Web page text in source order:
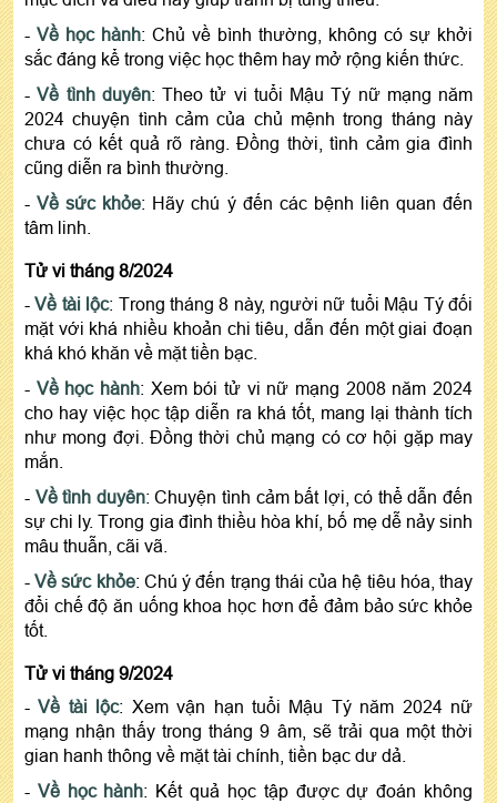
- Về học hành: Chủ về bình thường, không có sự khởi
sắc đáng kể trong việc học thêm hay mở rộng kiến thức.
-Về tình duyên: Theo tử vi tuổi Mậu Tý nữ mạng năm
2024 chuyện tình cảm của chủ mệnh trong tháng này
chưa có kết quả rõ ràng. Đồng thời, tình cảm gia đình
cũng diễn ra bình thường.
-Về sức khỏe: Hãy chú ý đến các bệnh liên quan đến
tâm linh.
Tử vi tháng 8/2024
-Về tài lộc: Trong tháng 8 này, người nữ tuổi Mậu Tý đối
mặt với khá nhiều khoản chi tiêu, dẫn đến một giai đoạn
khá khó khăn về mặt tiền bạc.
- Về học hành: Xem bói tử vi nữ mạng 2008 năm 2024
cho hay việc học tập diễn ra khá tốt, mang lại thành tích
như mong đợi. Đồng thời chủ mạng có cơ hội gặp may
mắn.
- Về tình duyên: Chuyện tình cảm bất lợi, có thể dẫn đến
sự chi ly. Trong gia đình thiều hòa khí, bố mẹ dễ nảy sinh
mâu thuẫn, cãi vã.
-Về sức khỏe: Chú ý đến trạng thái của hệ tiêu hóa, thay
đổi chế độ ăn uống khoa học hơn để đảm bảo sức khỏe
tốt.
Tử vi tháng 9/2024
-Về tài lộc: Xem vận hạn tuổi Mậu Tý năm 2024 nữ
mạng nhận thấy trong tháng 9 âm, sẽ trải qua một thời
gian hanh thông về mặt tài chính, tiền bạc dư dả.
- Về học hành: Kết quả học tập được dự đoán không